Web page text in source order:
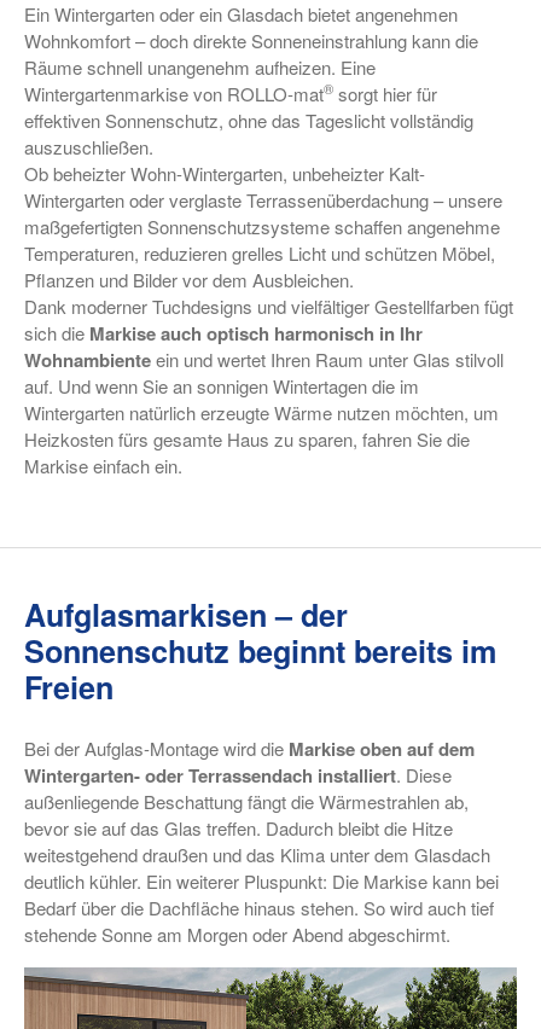
Ein Wintergarten oder ein Glasdach bietet angenehmen
Wohnkomfort – doch direkte Sonneneinstrahlung kann die
Räume schnell unangenehm aufheizen. Eine
Wintergartenmarkise von ROLLO-mat® sorgt hier für
effektiven Sonnenschutz, ohne das Tageslicht vollständig
auszuschließen.
Ob beheizter Wohn-Wintergarten, unbeheizter Kalt-
Wintergarten oder verglaste Terrassenüberdachung – unsere
maßgefertigten Sonnenschutzsysteme schaffen angenehme
Temperaturen, reduzieren grelles Licht und schützen Möbel,
Pflanzen und Bilder vor dem Ausbleichen.
Dank moderner Tuchdesigns und vielfältiger Gestellfarben fügt
sich die Markise auch optisch harmonisch in Ihr
Wohnambienteein und wertet Ihren Raum unter Glas stilvoll
auf. Und wenn Sie an sonnigen Wintertagen die im
Wintergarten natürlich erzeugte Wärme nutzen möchten, um
Heizkosten fürs gesamte Haus zu sparen, fahren Sie die
Markise einfach ein.
Aufglasmarkisen – der
Sonnenschutz beginnt bereits im
Freien
Bei der Aufglas-Montage wird die Markise oben auf dem
Wintergarten- oder Terrassendach installiert. Diese
außenliegende Beschattung fängt die Wärmestrahlen ab,
bevor sie auf das Glas treffen. Dadurch bleibt die Hitze
weitestgehend draußen und das Klima unter dem Glasdach
deutlich kühler. Ein weiterer Pluspunkt: Die Markise kann bei
Bedarf über die Dachfläche hinaus stehen. So wird auch tief
stehende Sonne am Morgen oder Abend abgeschirmt.